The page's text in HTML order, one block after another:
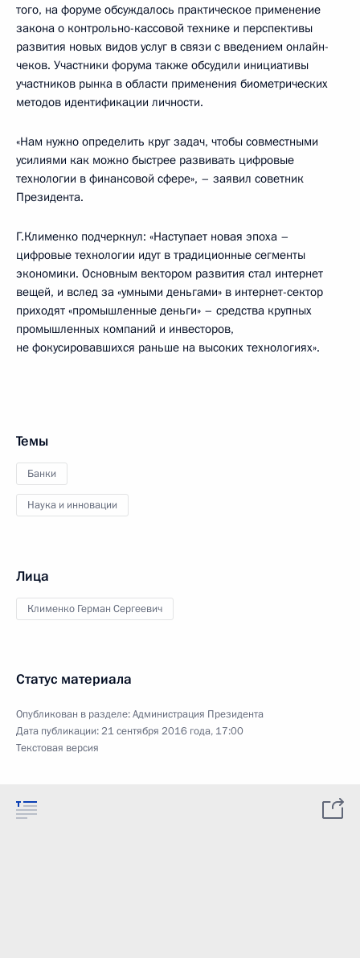
того, на форуме обсуждалось практическое применение
закона о контрольно-кассовой технике и перспективы
развития новых видов услуг в связи с введением онлайн-
чеков. Участники форума также обсудили инициативы
участников рынка в области применения биометрических
методов идентификации личности.
«Нам нужно определить круг задач, чтобы совместными
усилиями как можно быстрее развивать цифровые
технологии в финансовой сфере», – заявил советник
Президента.
Г.Клименко подчеркнул: «Наступает новая эпоха –
цифровые технологии идут в традиционные сегменты
экономики. Основным вектором развития стал интернет
вещей, и вслед за «умными деньгами» в интернет-сектор
приходят «промышленные деньги» – средства крупных
промышленных компаний и инвесторов,
не фокусировавшихся раньше на высоких технологиях».
Темы
Банки
Наука и инновации
Лица
Клименко Герман Сергеевич
Статус материала
Опубликован в разделе:Администрация Президента
Дата публикации:21 сентября 2016 года, 17:00
Текстовая версия